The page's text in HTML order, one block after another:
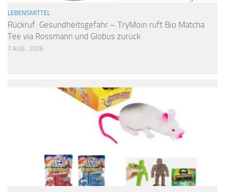
LEBENSMITTEL
Rückruf: Gesundheitsgefahr – TryMoin ruft Bio Matcha
Tee via Rossmann und Globus zurück
7 AUG., 2026